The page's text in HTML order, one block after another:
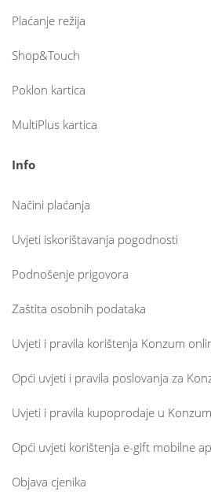
Plaćanje režija
Shop&Touch
Poklon kartica
MultiPlus kartica
Info
Načini plaćanja
Uvjeti iskorištavanja pogodnosti
Podnošenje prigovora
Zaštita osobnih podataka
Uvjeti i pravila korištenja Konzum
Opći uvjeti i pravila poslovanja za
Uvjeti i pravila kupoprodaje u
Opći uvjeti korištenja e-gift mobilne
Objava cjenika